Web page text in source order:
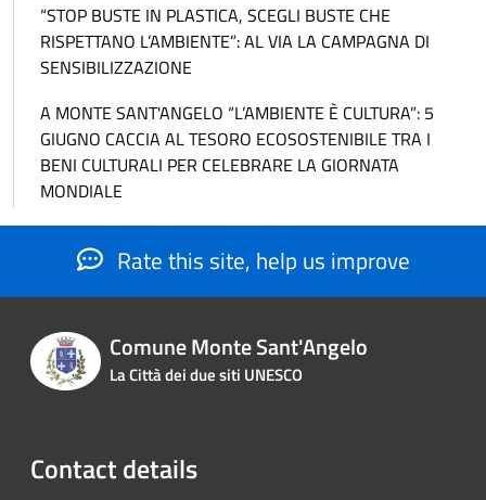
“STOP BUSTE IN PLASTICA, SCEGLI BUSTE CHE
RISPETTANO L’AMBIENTE”: AL VIA LA CAMPAGNA DI
SENSIBILIZZAZIONE
A MONTE SANT'ANGELO “L’AMBIENTE È CULTURA”: 5
GIUGNO CACCIA AL TESORO ECOSOSTENIBILE TRA I
BENI CULTURALI PER CELEBRARE LA GIORNATA
MONDIALE
Rate this site, help us improve
Comune Monte Sant'Angelo
La Città dei due siti UNESCO
Contact details